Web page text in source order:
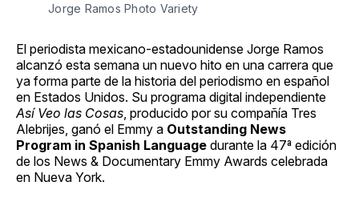
Jorge Ramos Photo Variety
El periodista mexicano-estadounidense Jorge Ramos
alcanzó esta semana un nuevo hito en una carrera que
ya forma parte de la historia del periodismo en español
en Estados Unidos. Su programa digital independiente
Así Veo las Cosas , producido por su compañía Tres
Alebrijes, ganó el Emmy a Outstanding News
Program in Spanish Language durante la 47ª edición
de los News & Documentary Emmy Awards celebrada
en Nueva York.